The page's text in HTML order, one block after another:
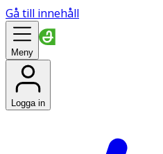
Gå till innehåll
Meny
Logga in